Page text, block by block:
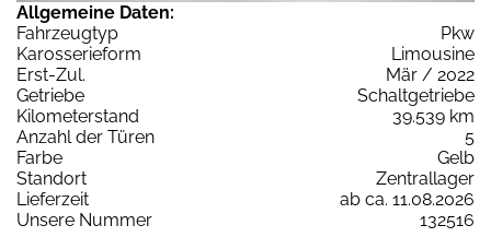
Allgemeine Daten:
Fahrzeugtyp
Pkw
Karosserieform
Limousine
Erst-Zul.
Mär / 2022
Getriebe
Schaltgetriebe
Kilometerstand
39.539 km
Anzahl der Türen
5
Farbe
Gelb
Standort
Zentrallager
Lieferzeit
ab ca. 11.08.2026
Unsere Nummer
132516